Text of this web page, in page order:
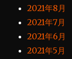
2021年8月
2021年7月
2021年6月
2021年5月